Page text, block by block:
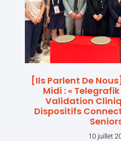
[Ils Parlent De
Midi : «
Validation
Dispositifs
10 juillet